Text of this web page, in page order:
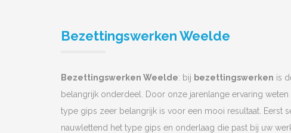
Bezettingswerken Weelde
Bezettingswerken Weelde: bij bezettingswerken is
belangrijk onderdeel. Door onze jarenlange ervaring
type gips zeer belangrijk is voor een mooi resultaat. Eerst
nauwlettend het type gips en onderlaag die past bij uw